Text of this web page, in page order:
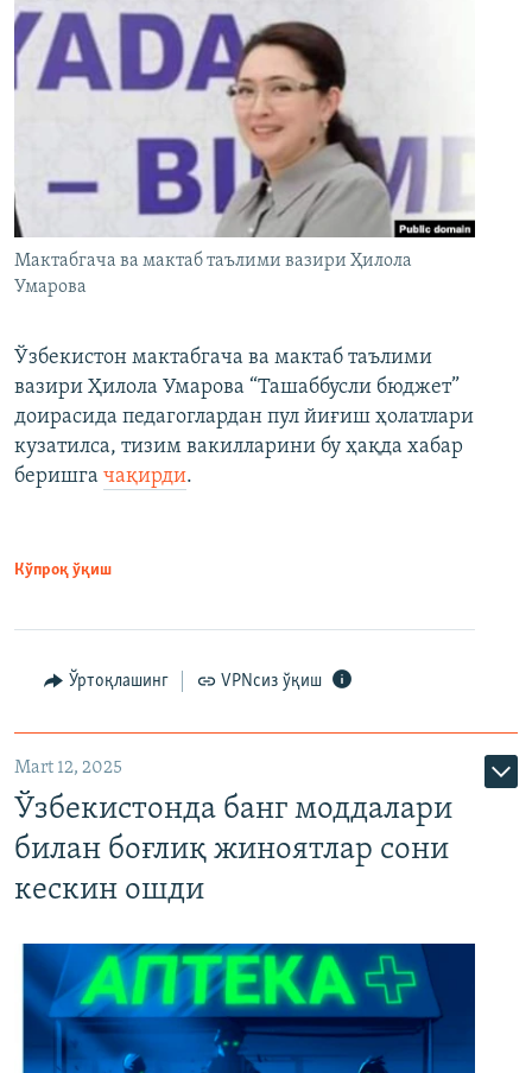
Мактабгача ва мактаб таълими вазири Ҳилола
Умарова
Ўзбекистон мактабгача ва мактаб таълими
вазири Ҳилола Умарова “Ташаббусли бюджет”
доирасида педагоглардан пул йиғиш ҳолатлари
кузатилса, тизим вакилларини бу ҳақда хабар
беришга чақирди.
Кўпроқ ўқиш
Ўртоқлашинг VPNсиз ўқиш
Mart 12, 2025
Ўзбекистонда банг моддалари
билан боғлиқ жиноятлар сони
кескин ошди